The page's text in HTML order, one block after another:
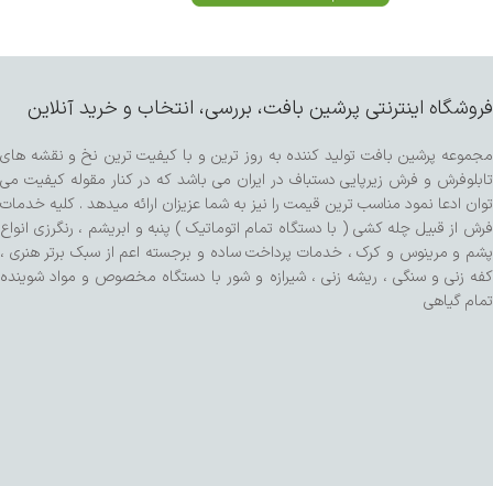
فروشگاه اینترنتی پرشین بافت، بررسی، انتخاب و خرید آنلاین
مجموعه پرشین بافت تولید کننده به روز ترین و با کیفیت ترین نخ و نقشه های
تابلوفرش و فرش زیرپایی دستباف در ایران می باشد که در کنار مقوله کیفیت می
توان ادعا نمود مناسب ترین قیمت را نیز به شما عزیزان ارائه میدهد . کلیه خدمات
فرش از قبیل چله کشی ( با دستگاه تمام اتوماتیک ) پنبه و ابریشم ، رنگرزی انواع
پشم و مرینوس و کرک ، خدمات پرداخت ساده و برجسته اعم از سبک برتر هنری ،
کفه زنی و سنگی ، ریشه زنی ، شیرازه و شور با دستگاه مخصوص و مواد شوینده
تمام گیاهی